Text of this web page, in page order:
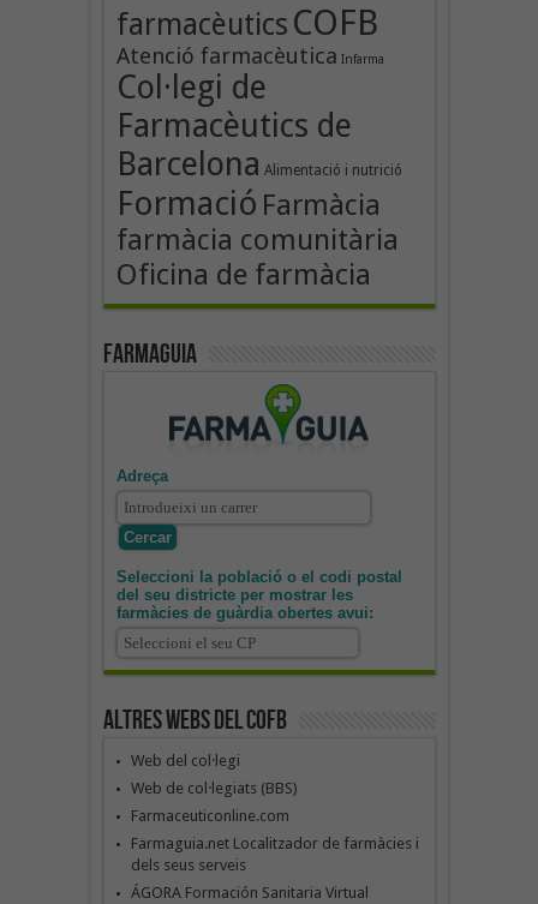
farmacèutics COFB
Atenció farmacèutica Infarma
Col·legi de
Farmacèutics de
Barcelona Alimentació i nutrició
Formació Farmàcia
farmàcia comunitària
Oficina de farmàcia
Farmaguia
Adreça
Seleccioni la població o el codi postal
del seu districte per mostrar les
farmàcies de guàrdia obertes avui:
Altres webs del COFB
Web del col·legi
Web de col·legiats (BBS)
Farmaceuticonline.com
Farmaguia.net Localitzador de farmàcies i
dels seus serveis
ÁGORA Formación Sanitaria Virtual